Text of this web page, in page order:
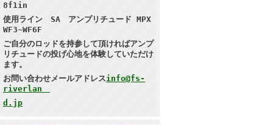
8f1in
使用ライン SA アンプリチュード MPX
WF3~WF6F
ご自分のロッドを持参して頂ければアンプ
リチュードの投げ心地を体験していただけ
ます。
お問い合わせメールアドレスinfo@fs-
riverlan
d.jp